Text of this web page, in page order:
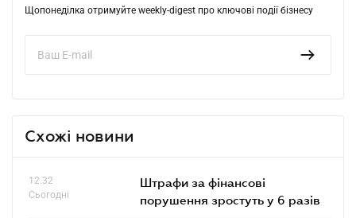
Щопонеділка отримуйте weekly-digest про ключові події бізнесу
Схожі новини
12.32
Сьогодні
Штрафи за фінансові
порушення зростуть у 6 разів